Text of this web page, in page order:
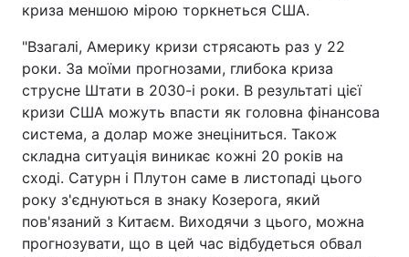
криза меншою мірою торкнеться США.
"Взагалі, Америку кризи стрясають раз у 22
роки. За моїми прогнозами, глибока криза
струсне Штати в 2030-і роки. В результаті цієї
кризи США можуть впасти як головна фінансова
система, а долар може знеціниться. Також
складна ситуація виникає кожні 20 років на
сході. Сатурн і Плутон саме в листопаді цього
року з'єднуються в знаку Козерога, який
пов'язаний з Китаєм. Виходячи з цього, можна
прогнозувати, що в цей час відбудеться обвал